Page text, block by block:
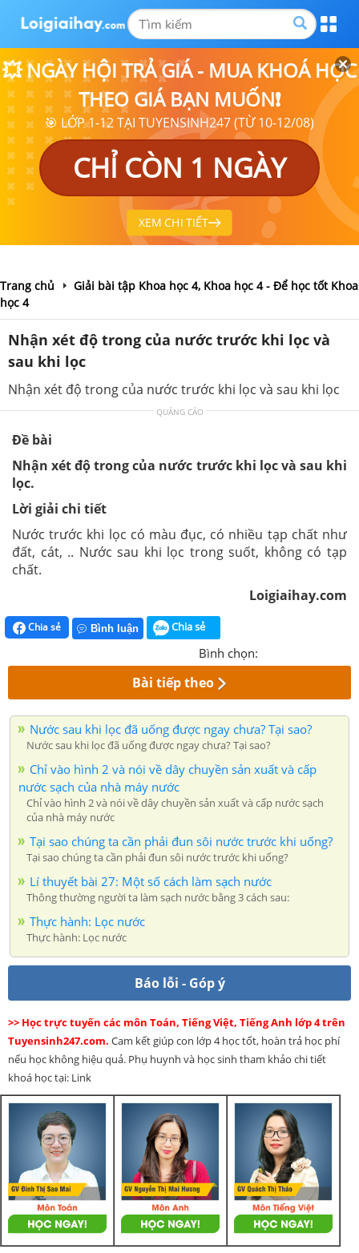
💥 NGÀY HỘI TRẢ GIÁ - MUA KHOÁ HỌC
THEO GIÁ BẠN MUỐN❗
🎯 LỚP 1-12 TẠI TUYENSINH247 (TỪ 10-12/08)
CHỈ CÒN 1 NGÀY
XEM CHI TIẾT
Trang chủ
Giải bài tập Khoa học 4, Khoa học 4 - Để học tốt Khoa
học 4
Nhận xét độ trong của nước trước khi lọc và
sau khi lọc
Nhận xét độ trong của nước trước khi lọc và sau khi lọc
QUẢNG CÁO
Đề bài
Nhận xét độ trong của nước trước khi lọc và sau khi
lọc.
Lời giải chi tiết
Nước trước khi lọc có màu đục, có nhiều tạp chất như
đất, cát, .. Nước sau khi lọc trong suốt, không có tạp
chất.
Loigiaihay.com
Chia sẻ Bình luận Chia sẻ
Bình chọn:
Bài tiếp theo
Nước sau khi lọc đã uống được ngay chưa? Tại sao?
Nước sau khi lọc đã uống được ngay chưa? Tại sao?
Chỉ vào hình 2 và nói về dây chuyền sản xuất và cấp
nước sạch của nhà máy nước
Chỉ vào hình 2 và nói về dây chuyền sản xuất và cấp nước sạch
của nhà máy nước
Tại sao chúng ta cần phải đun sôi nước trước khi uống?
Tại sao chúng ta cần phải đun sôi nước trước khi uống?
Lí thuyết bài 27: Một số cách làm sạch nước
Thông thường người ta làm sạch nước bằng 3 cách sau:
Thực hành: Lọc nước
Thực hành: Lọc nước
Báo lỗi - Góp ý
>> Học trực tuyến các môn Toán, Tiếng Việt, Tiếng Anh lớp 4 trên
Tuyensinh247.com. Cam kết giúp con lớp 4 học tốt, hoàn trả học phí
nếu học không hiệu quả. Phụ huynh và học sinh tham khảo chi tiết
khoá học tại: Link